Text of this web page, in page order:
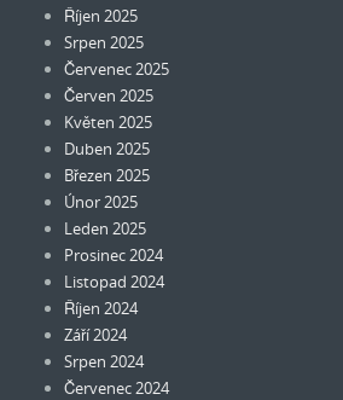
Říjen 2025
Srpen 2025
Červenec 2025
Červen 2025
Květen 2025
Duben 2025
Březen 2025
Únor 2025
Leden 2025
Prosinec 2024
Listopad 2024
Říjen 2024
Září 2024
Srpen 2024
Červenec 2024